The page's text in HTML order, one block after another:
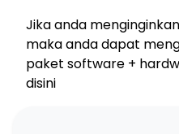
Jika anda
maka anda dapat
paket software +
disini